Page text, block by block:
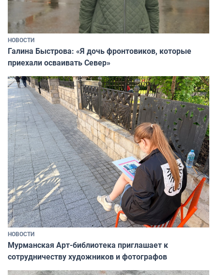
НОВОСТИ
Галина Быстрова: «Я дочь фронтовиков, которые
приехали осваивать Север»
НОВОСТИ
Мурманская Арт-библиотека приглашает к
сотрудничеству художников и фотографов